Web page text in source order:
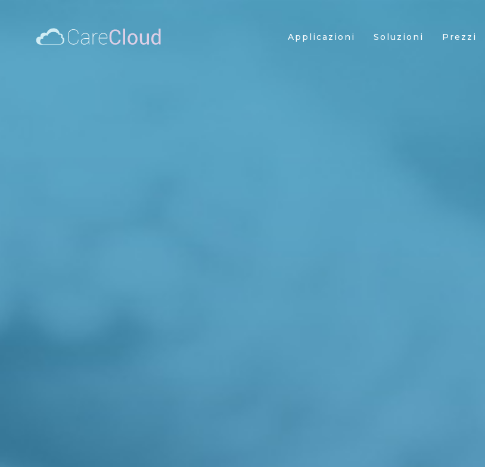
Applicazioni Soluzioni Prezzi